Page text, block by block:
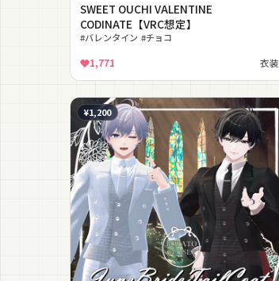
SWEET OUCHI VALENTINE
CODINATE【VRC想定】
#バレンタイン #チョコ
1,771
衣装
¥1,200